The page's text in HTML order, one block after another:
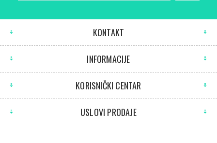
KONTAKT
INFORMACIJE
KORISNIČKI CENTAR
USLOVI PRODAJE